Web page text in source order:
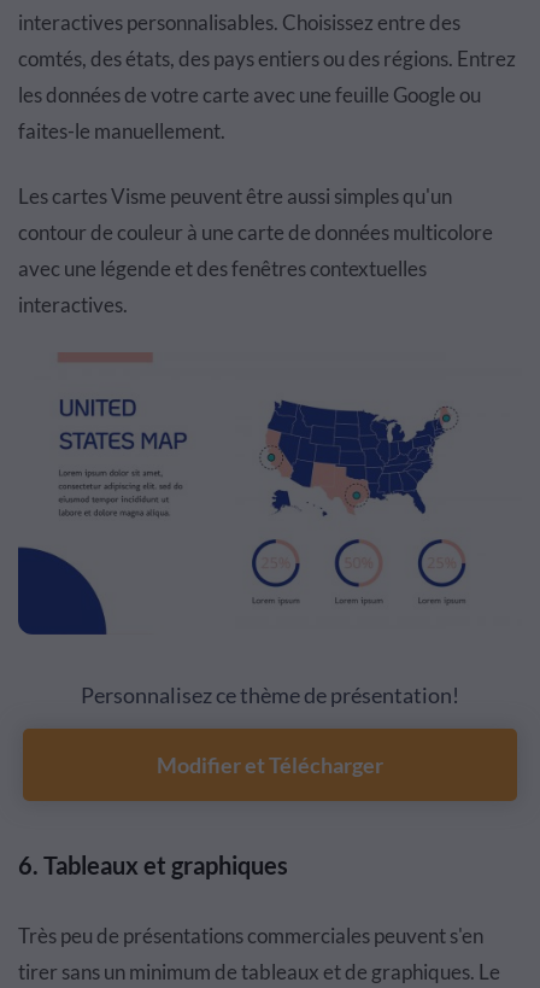
interactives personnalisables. Choisissez entre des
comtés, des états, des pays entiers ou des régions. Entrez
les données de votre carte avec une feuille Google ou
faites-le manuellement.
Les cartes Visme peuvent être aussi simples qu'un
contour de couleur à une carte de données multicolore
avec une légende et des fenêtres contextuelles
interactives.
Personnalisez ce thème de présentation!
Modifier et Télécharger
6. Tableaux et graphiques
Très peu de présentations commerciales peuvent s'en
tirer sans un minimum de tableaux et de graphiques. Le